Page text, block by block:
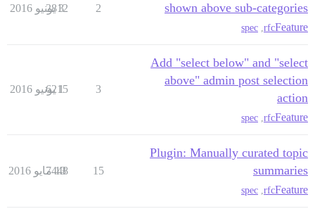
shown above sub-categories
Feature
rfc
spec
2
2812
3 يونيو 2016
Add "select below" and "select
above" admin post selection
action
Feature
rfc
spec
3
6215
1 يونيو 2016
Plugin: Manually curated topic
summaries
Feature
rfc
spec
15
7448
13 مايو 2016